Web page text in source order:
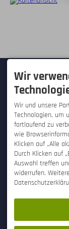
KONTAKT
Hallo Tourist! -
GmbH
Hauptstraße 28
32457 Porta
Hausberge
DEUTSCHLAND
Tel.+49 571 934 25 50
Fax +49 571 934 255 99
info@hallo-tourist.de
SERVICE
Kontaktformular
Bestellung für
TouristikerInnen
Wir
Wir und unsere
Technologien, um
fortlaufend zu
wie
Klicken auf „Alle
Durch Klicken auf
Auswahl treffen
widerrufen.